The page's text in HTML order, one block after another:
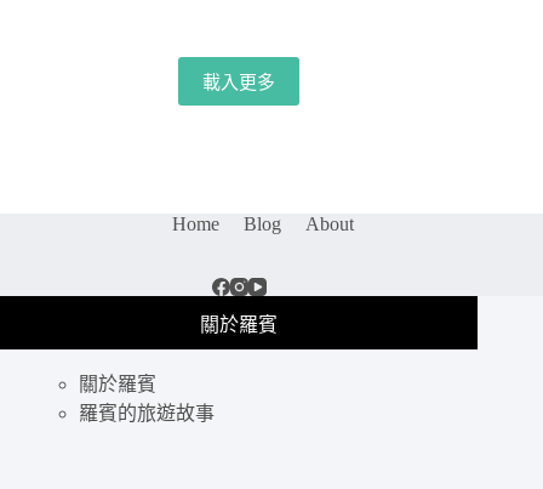
首
選
系
載入更多
Home Blog About
關於羅賓
關於羅賓
羅賓的旅遊故事